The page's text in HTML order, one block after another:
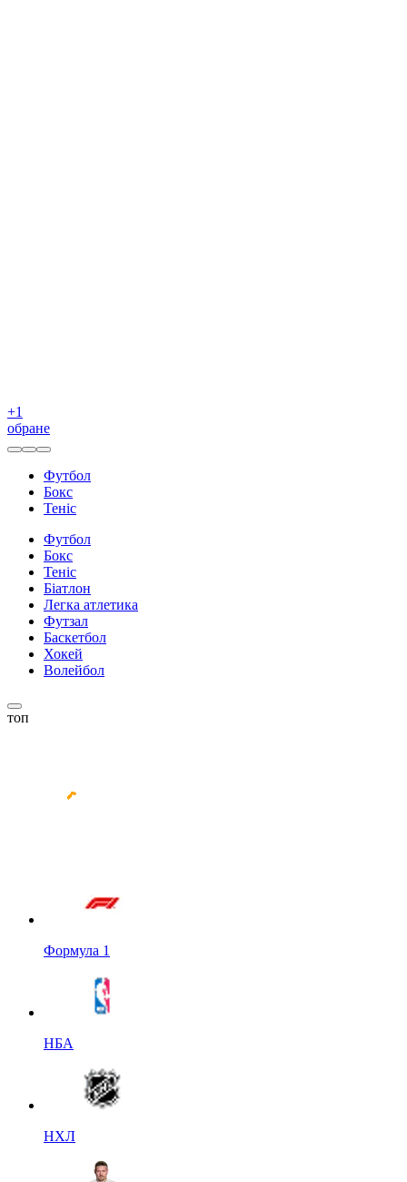
+1
обране
Футбол
Бокс
Теніс
Футбол
Бокс
Теніс
Біатлон
Легка атлетика
Футзал
Баскетбол
Хокей
Волейбол
топ
Формула 1
НБА
НХЛ